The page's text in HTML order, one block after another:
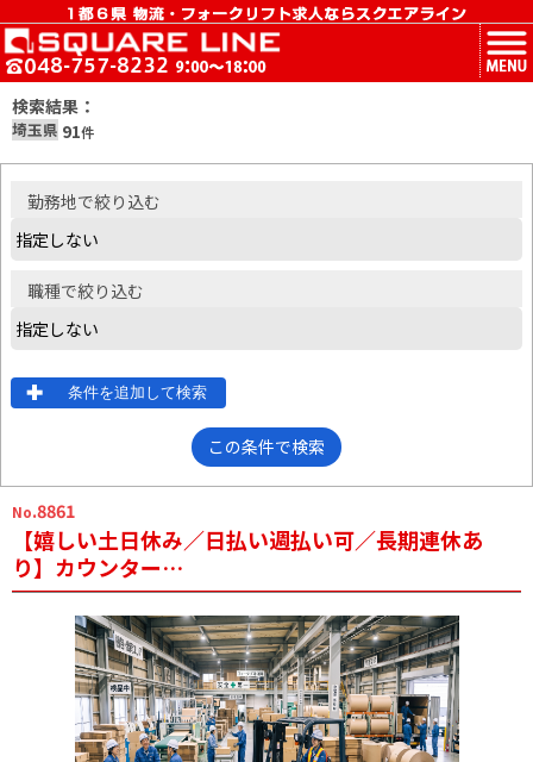
MENU
検索結果：
埼玉県 91件
勤務地で絞り込む
職種で絞り込む
条件を追加して検索
この条件で検索
No.8861
【嬉しい土日休み／日払い週払い可／長期連休あ
り】カウンター…